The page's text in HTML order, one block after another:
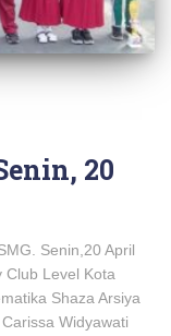
20
Senin,20 April
Club Level Kota
Shaza Arsiya
Widyawati